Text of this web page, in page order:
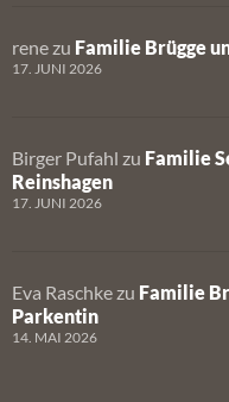
rene zu Familie Brügge
17. JUNI 2026
Birger Pufahl zu Familie
Reinshagen
17. JUNI 2026
Eva Raschke zu Familie
Parkentin
14. MAI 2026